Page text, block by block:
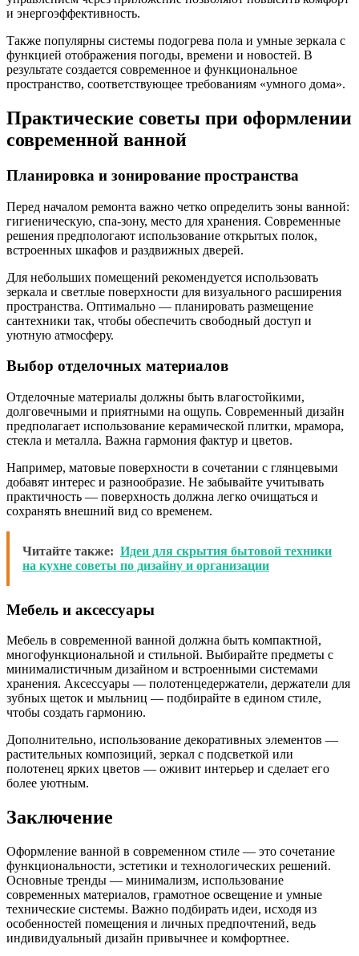
и энергоэффективность.
Также популярны системы подогрева пола и умные зеркала с
функцией отображения погоды, времени и новостей. В
результате создается современное и функциональное
пространство, соответствующее требованиям «умного дома».
Практические советы при оформлении
современной ванной
Планировка и зонирование пространства
Перед началом ремонта важно четко определить зоны ванной:
гигиеническую, спа-зону, место для хранения. Современные
решения предпологают использование открытых полок,
встроенных шкафов и раздвижных дверей.
Для небольших помещений рекомендуется использовать
зеркала и светлые поверхности для визуального расширения
пространства. Оптимально — планировать размещение
сантехники так, чтобы обеспечить свободный доступ и
уютную атмосферу.
Выбор отделочных материалов
Отделочные материалы должны быть влагостойкими,
долговечными и приятными на ощупь. Современный дизайн
предполагает использование керамической плитки, мрамора,
стекла и металла. Важна гармония фактур и цветов.
Например, матовые поверхности в сочетании с глянцевыми
добавят интерес и разнообразие. Не забывайте учитывать
практичность — поверхность должна легко очищаться и
сохранять внешний вид со временем.
Читайте также: Идеи для скрытия бытовой техники
на кухне советы по дизайну и организации
Мебель и аксессуары
Мебель в современной ванной должна быть компактной,
многофункциональной и стильной. Выбирайте предметы с
минималистичным дизайном и встроенными системами
хранения. Аксессуары — полотенцедержатели, держатели для
зубных щеток и мыльниц — подбирайте в едином стиле,
чтобы создать гармонию.
Дополнительно, использование декоративных элементов —
растительных композиций, зеркал с подсветкой или
полотенец ярких цветов — оживит интерьер и сделает его
более уютным.
Заключение
Оформление ванной в современном стиле — это сочетание
функциональности, эстетики и технологических решений.
Основные тренды — минимализм, использование
современных материалов, грамотное освещение и умные
технические системы. Важно подбирать идеи, исходя из
особенностей помещения и личных предпочтений, ведь
индивидуальный дизайн привычнее и комфортнее.